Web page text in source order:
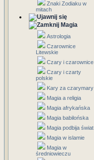
Znaki Zodiaku w
mitach
Magia
Astrologia
Czarownice
Litewskie
Czary i czarownice
Czary i czarty
polskie
Kary za czarymary
Magia a religia
Magia afrykańska
Magia babilońska
Magia podbija świat
Magia w islamie
Magia w
średniowieczu